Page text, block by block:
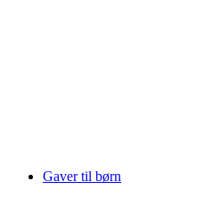
Gaver til børn